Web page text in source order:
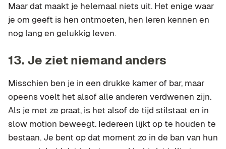
Maar dat maakt je helemaal niets uit. Het enige waar
je om geeft is hen ontmoeten, hen leren kennen en
nog lang en gelukkig leven.
13. Je ziet niemand anders
Misschien ben je in een drukke kamer of bar, maar
opeens voelt het alsof alle anderen verdwenen zijn.
Als je met ze praat, is het alsof de tijd stilstaat en in
slow motion beweegt. Iedereen lijkt op te houden te
bestaan. Je bent op dat moment zo in de ban van hun